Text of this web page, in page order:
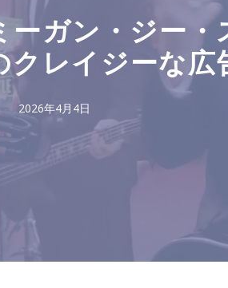
ガン・ジー・
クレイジーな広
2026年4月4日